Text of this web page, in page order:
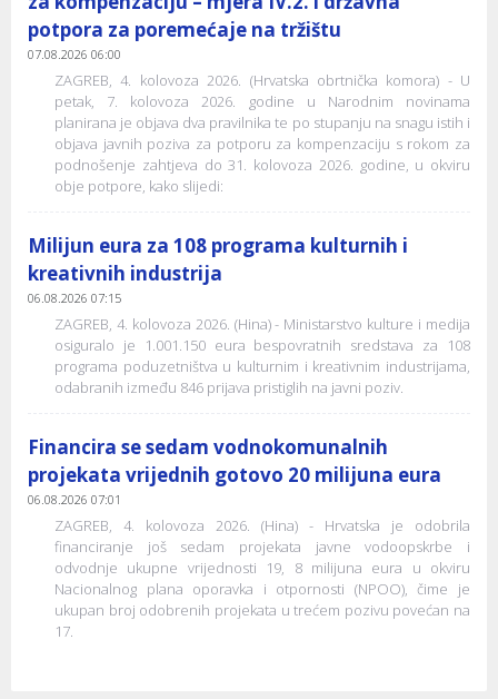
potpora za poremećaje na tržištu
07.08.2026 06:00
ZAGREB, 4. kolovoza 2026. (Hrvatska obrtnička komora) - U
petak, 7. kolovoza 2026. godine u Narodnim novinama
planirana je objava dva pravilnika te po stupanju na snagu istih i
objava javnih poziva za potporu za kompenzaciju s rokom za
podnošenje zahtjeva do 31. kolovoza 2026. godine, u okviru
obje potpore, kako slijedi:
Milijun eura za 108 programa kulturnih i
kreativnih industrija
06.08.2026 07:15
ZAGREB, 4. kolovoza 2026. (Hina) - Ministarstvo kulture i medija
osiguralo je 1.001.150 eura bespovratnih sredstava za 108
programa poduzetništva u kulturnim i kreativnim industrijama,
odabranih između 846 prijava pristiglih na javni poziv.
Financira se sedam vodnokomunalnih
projekata vrijednih gotovo 20 milijuna eura
06.08.2026 07:01
ZAGREB, 4. kolovoza 2026. (Hina) - Hrvatska je odobrila
financiranje još sedam projekata javne vodoopskrbe i
odvodnje ukupne vrijednosti 19, 8 milijuna eura u okviru
Nacionalnog plana oporavka i otpornosti (NPOO), čime je
ukupan broj odobrenih projekata u trećem pozivu povećan na
17.